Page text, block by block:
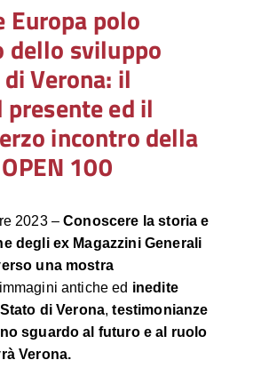
Europa polo
dello sviluppo
Verona: il
ed il
incontro della
100
2023 –Conoscere la storia e
degli ex Magazzini Generali
una mostra
antiche ed inedite
di Verona,testimonianze
sguardo al futuro e al ruolo
Verona.